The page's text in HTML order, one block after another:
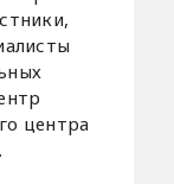
центра